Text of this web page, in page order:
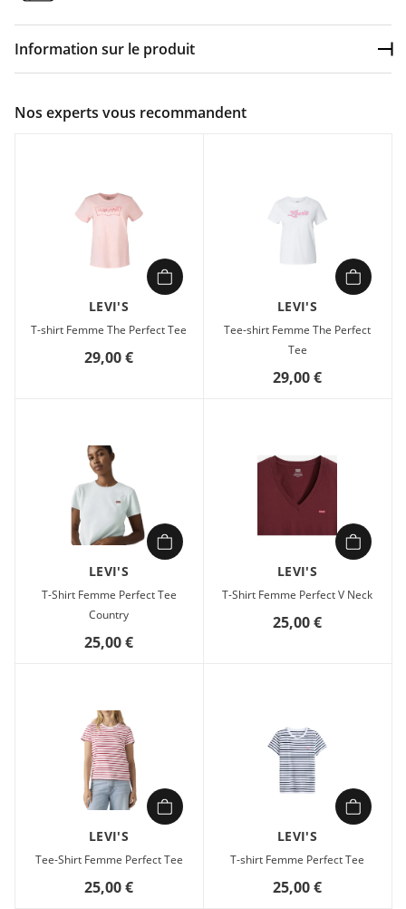
Information sur le produit
Levi's est conçu pour vous accompagner partout, sans jamais
sacrifier l'élégance.
En coton 100%, il épouse vos mouvements avec légèreté tout
en restant doux contre la peau. Sa coupe régulière offre un
ajustement naturel, ni trop serré, ni trop large, pour un look
l'inscription 'Quality Clothing' et l'année 1853 – il apporte une
touche rétro qui rappelle l'authenticité de la marque. Parfait
pour les journées ensoleillées ou les sorties entre amis.
Nos experts vous recommandent
LEVI'S
T-shirt Femme The Perfect Tee
29,00 €
LEVI'S
Tee-shirt Femme The Perfect
Tee
29,00 €
LEVI'S
T-Shirt Femme Perfect Tee
Country
25,00 €
LEVI'S
T-Shirt Femme Perfect V Neck
25,00 €
LEVI'S
Tee-Shirt Femme Perfect Tee
25,00 €
LEVI'S
T-shirt Femme Perfect Tee
25,00 €